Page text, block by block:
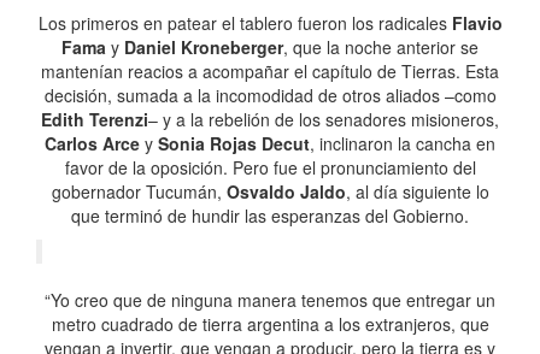
Los primeros en patear el tablero fueron los radicales Flavio
Fama y Daniel Kroneberger, que la noche anterior se
mantenían reacios a acompañar el capítulo de Tierras. Esta
decisión, sumada a la incomodidad de otros aliados –como
Edith Terenzi– y a la rebelión de los senadores misioneros,
Carlos Arce y Sonia Rojas Decut, inclinaron la cancha en
favor de la oposición. Pero fue el pronunciamiento del
gobernador Tucumán, Osvaldo Jaldo, al día siguiente lo
que terminó de hundir las esperanzas del Gobierno.
“Yo creo que de ninguna manera tenemos que entregar un
metro cuadrado de tierra argentina a los extranjeros, que
vengan a invertir, que vengan a producir, pero la tierra es y